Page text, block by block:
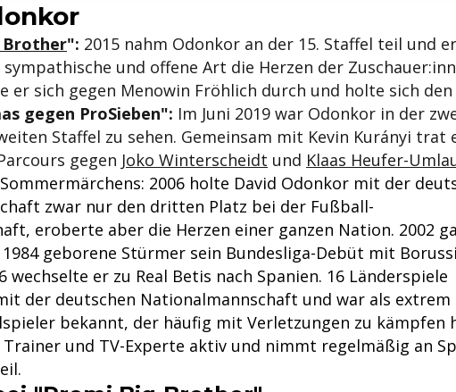
Brother": 2015 nahm Odonkor an der 15. Staffel teil und
und offene Art die Herzen der
er sich gegen Menowin Fröhlich durch und holte sich den
gegen ProSieben": Im Juni 2019 war Odonkor in der
Staffel zu sehen. Gemeinsam mit Kevin Kurányi trat
gegen Joko Winterscheidt und Klaas Heufer-
2006 holte David Odonkor mit der
zwar nur den dritten Platz bei der Fußball-
eroberte aber die Herzen einer ganzen Nation. 2002
geborene Stürmer sein Bundesliga-Debüt mit
wechselte er zu Real Betis nach Spanien. 16 Länderspiele
der deutschen Nationalmannschaft und war als extrem
bekannt, der häufig mit Verletzungen zu kämpfen
und TV-Experte aktiv und nimmt regelmäßig an